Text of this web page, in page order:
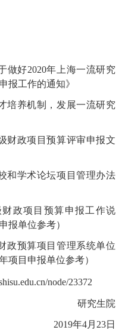
做好2020年上海一流研究
报工作的通知》
培养机制，发展一流研究
财政项目预算评审申报文
和学术论坛项目管理办法
财政项目预算申报工作说
报单位参考）
政预算项目管理系统单位
项目申报单位参考）
node/23372
研究生院
2019年4月 23日